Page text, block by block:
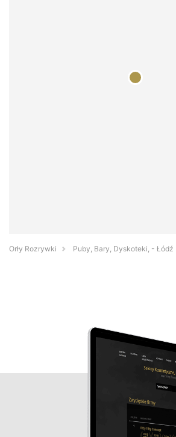
Orły Rozrywki Puby, Bary, Dyskoteki, - Łódź